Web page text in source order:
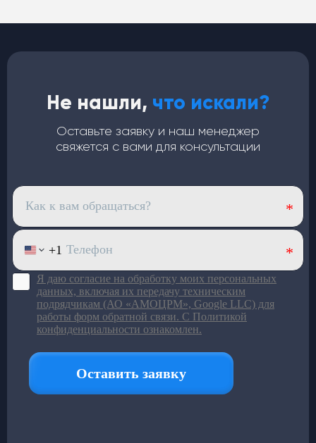
Не нашли, что искали?
Оставьте заявку и наш менеджер
свяжется с вами для консультации